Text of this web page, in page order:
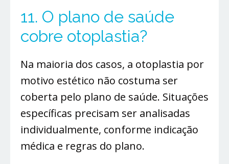
11. O plano de saúde
cobre otoplastia?
Na maioria dos casos, a otoplastia por
motivo estético não costuma ser
coberta pelo plano de saúde. Situações
específicas precisam ser analisadas
individualmente, conforme indicação
médica e regras do plano.